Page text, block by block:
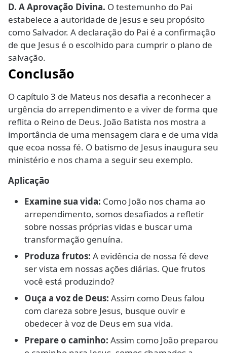
D. A Aprovação Divina. O testemunho do Pai
estabelece a autoridade de Jesus e seu propósito
como Salvador. A declaração do Pai é a confirmação
de que Jesus é o escolhido para cumprir o plano de
salvação.
Conclusão
O capítulo 3 de Mateus nos desafia a reconhecer a
urgência do arrependimento e a viver de forma que
reflita o Reino de Deus. João Batista nos mostra a
importância de uma mensagem clara e de uma vida
que ecoa nossa fé. O batismo de Jesus inaugura seu
ministério e nos chama a seguir seu exemplo.
Aplicação
Examine sua vida: Como João nos chama ao
arrependimento, somos desafiados a refletir
sobre nossas próprias vidas e buscar uma
transformação genuína.
Produza frutos: A evidência de nossa fé deve
ser vista em nossas ações diárias. Que frutos
você está produzindo?
Ouça a voz de Deus: Assim como Deus falou
com clareza sobre Jesus, busque ouvir e
obedecer à voz de Deus em sua vida.
Prepare o caminho: Assim como João preparou